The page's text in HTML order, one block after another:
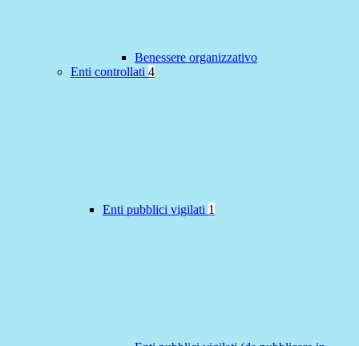
Benessere organizzativo
Enti controllati 4
Enti pubblici vigilati 1